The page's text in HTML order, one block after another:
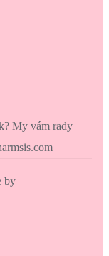
My vám rady
by